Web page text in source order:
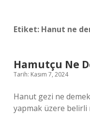
Etiket: Hanut ne
Hamutçu Ne
Tarih: Kasım 7, 2024
Hanut gezi ne
yapmak üzere belirli